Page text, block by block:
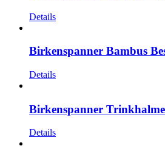
Details
Birkenspanner Bambus
Details
Birkenspanner
Details